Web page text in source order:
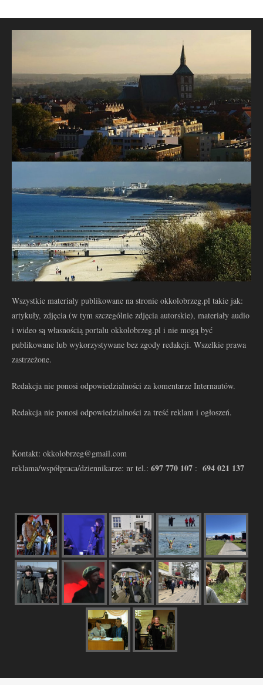
Wszystkie materiały publikowane na stronie okkolobrzeg.pl takie jak:
artykuły, zdjęcia (w tym szczególnie zdjęcia autorskie), materiały audio
i wideo są własnością portalu okkolobrzeg.pl i nie mogą być
publikowane lub wykorzystywane bez zgody redakcji. Wszelkie prawa
zastrzeżone.
Redakcja nie ponosi odpowiedzialności za komentarze Internautów.
Redakcja nie ponosi odpowiedzialności za treść reklam i ogłoszeń.
Kontakt: okkolobrzeg@gmail.com
reklama/współpraca/dziennikarze: nr tel.: 697 770 107 : 694 021 137